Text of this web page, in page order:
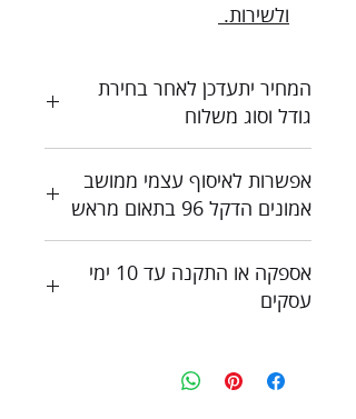
ולשירות.
המחיר יתעדכן לאחר בחירת
גודל וסוג משלוח
צור קשר לקבלת הצעת מחיר
אפשרות לאיסוף עצמי ממושב
אמונים הדקל 96 בתאום מראש
אספקה או התקנה עד 10 ימי
עסקים